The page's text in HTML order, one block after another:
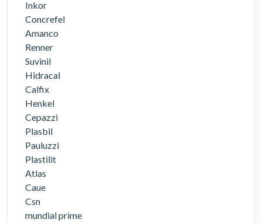
Inkor
Concrefel
Amanco
Renner
Suvinil
Hidracal
Calfix
Henkel
Cepazzi
Plasbil
Pauluzzi
Plastilit
Atlas
Caue
Csn
mundial prime